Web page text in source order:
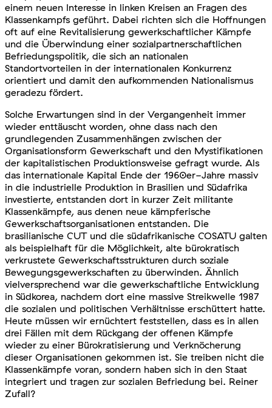
einem neuen Interesse in linken Kreisen an Fragen des
Klassenkampfs geführt. Dabei richten sich die Hoffnungen
oft auf eine Revitalisierung gewerkschaftlicher Kämpfe
und die Überwindung einer sozialpartnerschaftlichen
Befriedungspolitik, die sich an nationalen
Standortvorteilen in der internationalen Konkurrenz
orientiert und damit den aufkommenden Nationalismus
geradezu fördert.
Solche Erwartungen sind in der Vergangenheit immer
wieder enttäuscht worden, ohne dass nach den
grundlegenden Zusammenhängen zwischen der
Organisationsform Gewerkschaft und den Mystifikationen
der kapitalistischen Produktionsweise gefragt wurde. Als
das internationale Kapital Ende der 1960er-Jahre massiv
in die industrielle Produktion in Brasilien und Südafrika
investierte, entstanden dort in kurzer Zeit militante
Klassenkämpfe, aus denen neue kämpferische
Gewerkschaftsorganisationen entstanden. Die
brasilianische CUT und die südafrikanische COSATU galten
als beispielhaft für die Möglichkeit, alte bürokratisch
verkrustete Gewerkschaftsstrukturen durch soziale
Bewegungsgewerkschaften zu überwinden. Ähnlich
vielversprechend war die gewerkschaftliche Entwicklung
in Südkorea, nachdem dort eine massive Streikwelle 1987
die sozialen und politischen Verhältnisse erschüttert hatte.
Heute müssen wir ernüchtert feststellen, dass es in allen
drei Fällen mit dem Rückgang der offenen Kämpfe
wieder zu einer Bürokratisierung und Verknöcherung
dieser Organisationen gekommen ist. Sie treiben nicht die
Klassenkämpfe voran, sondern haben sich in den Staat
integriert und tragen zur sozialen Befriedung bei. Reiner
Zufall?